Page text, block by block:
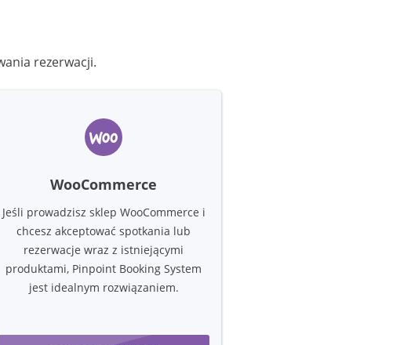
rezerwacji.
WooCommerce
Jeśli prowadzisz sklep WooCommerce i
chcesz akceptować spotkania lub
rezerwacje wraz z istniejącymi
produktami, Pinpoint Booking System
jest idealnym rozwiązaniem.